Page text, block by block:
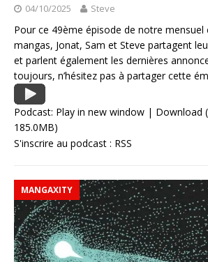
04/10/2025 Steve
Pour ce 49ème épisode de notre mensuel
mangas, Jonat, Sam et Steve partagent
et parlent également les dernières
toujours, n’hésitez pas à partager cette
Podcast: Play in new window | Download
185.0MB)
S'inscrire au podcast : RSS
MANGAXITY